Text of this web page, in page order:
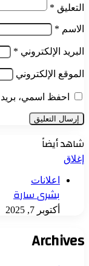
التعليق *
الاسم *
البريد الإلكتروني *
الموقع الإلكتروني
احفظ اسمي،
شاهد أيضاً
إغلاق
اعلانات
بشرى سارة
أكتوبر 7, 2025
Archives